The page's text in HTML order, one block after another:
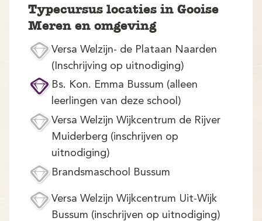
Demo
Aanmelden
Typecursus locaties in Gooise
Meren en omgeving
Versa Welzijn- de Plataan Naarden
(Inschrijving op uitnodiging)
Bs. Kon. Emma Bussum (alleen
leerlingen van deze school)
Versa Welzijn Wijkcentrum de Rijver
Muiderberg (inschrijven op
uitnodiging)
Brandsmaschool Bussum
Versa Welzijn Wijkcentrum Uit-Wijk
Bussum (inschrijven op uitnodiging)